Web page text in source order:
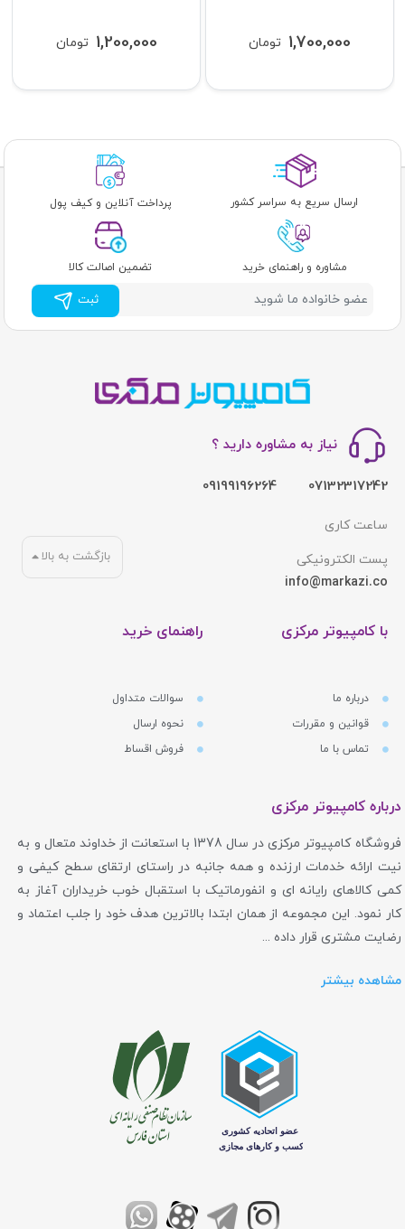
تومان 1,200,000 تومان 1,700,000
ارسال سریع به سراسر کشور پرداخت آنلاین و کیف پول
مشاوره و راهنمای خرید تضمین اصالت کالا
ثبت
نیاز به مشاوره دارید ؟
07132317242
09199196264
ساعت کاری
پست الکترونیکی
info@markazi.co
با کامپیوتر مرکزی
درباره ما
قوانین و مقررات
تماس با ما
راهنمای خرید
سوالات متداول
نحوه ارسال
فروش اقساط
بازگشت به بالا
درباره کامپیوتر مرکزی
فروشگاه کامپیوتر مرکزی در سال 1378 با استعانت از خداوند متعال و به
نیت ارائه خدمات ارزنده و همه جانبه در راستای ارتقای سطح کیفی و
کمی کالاهای رایانه ای و انفورماتیک با استقبال خوب خریداران آغاز به
کار نمود. این مجموعه از همان ابتدا بالاترین هدف خود را جلب اعتماد و
رضایت مشتری قرار داده ...
مشاهده بیشتر